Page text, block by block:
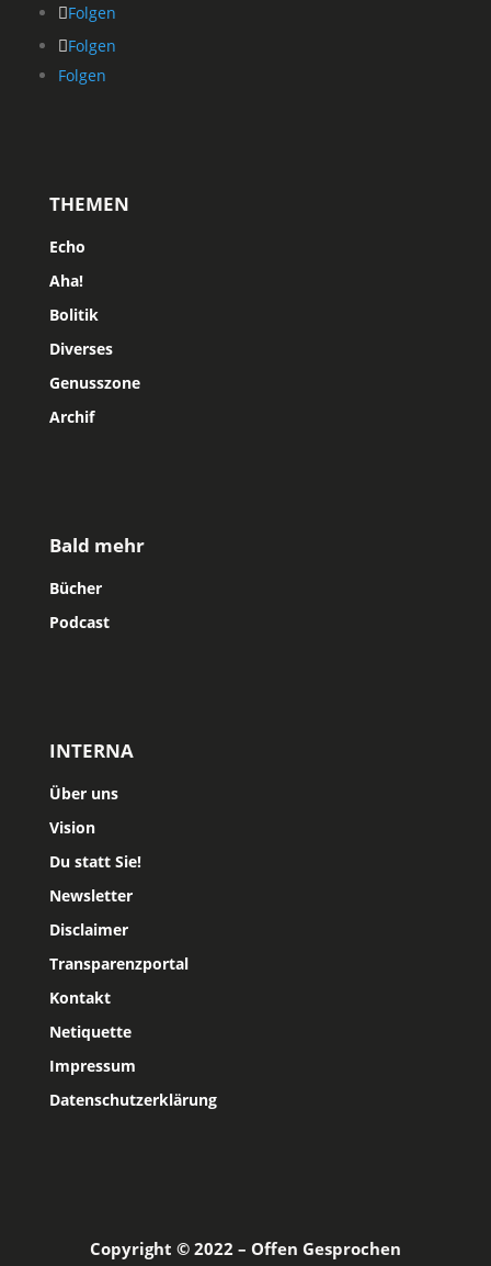
Folgen
Folgen
Folgen
THEMEN
Echo
Aha!
Bolitik
Diverses
Genusszone
Archif
Bald mehr
Bücher
Podcast
INTERNA
Über uns
Vision
Du statt Sie!
Newsletter
Disclaimer
Transparenzportal
Kontakt
Netiquette
Impressum
Datenschutzerklärung
Copyright © 2022 – Offen Gesprochen